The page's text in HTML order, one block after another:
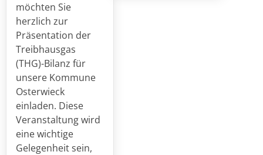
möchten Sie
herzlich zur
Präsentation der
Treibhausgas
(THG)-Bilanz für
unsere Kommune
Osterwieck
einladen. Diese
Veranstaltung wird
eine wichtige
Gelegenheit sein,